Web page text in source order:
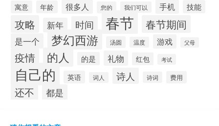
寓意 年龄 很多人 您的 我们可以 手机 技能
攻略 新年 时间 春节 春节期间
是一个 梦幻西游 汤圆 温度 游戏 父母
疫情 的人 的是 礼物 红包 考试
自己的 英语 词人 诗人 诗词 费用
还不 都是